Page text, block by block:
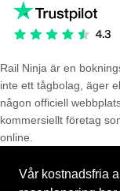
Rail Ninja är en
inte ett tågbolag, äger
någon officiell
kommersiellt företag
online.
Vår kostnadsfria